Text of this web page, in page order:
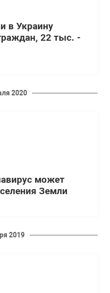
в Украину
22 тыс. -
2020
может
Земли
2019